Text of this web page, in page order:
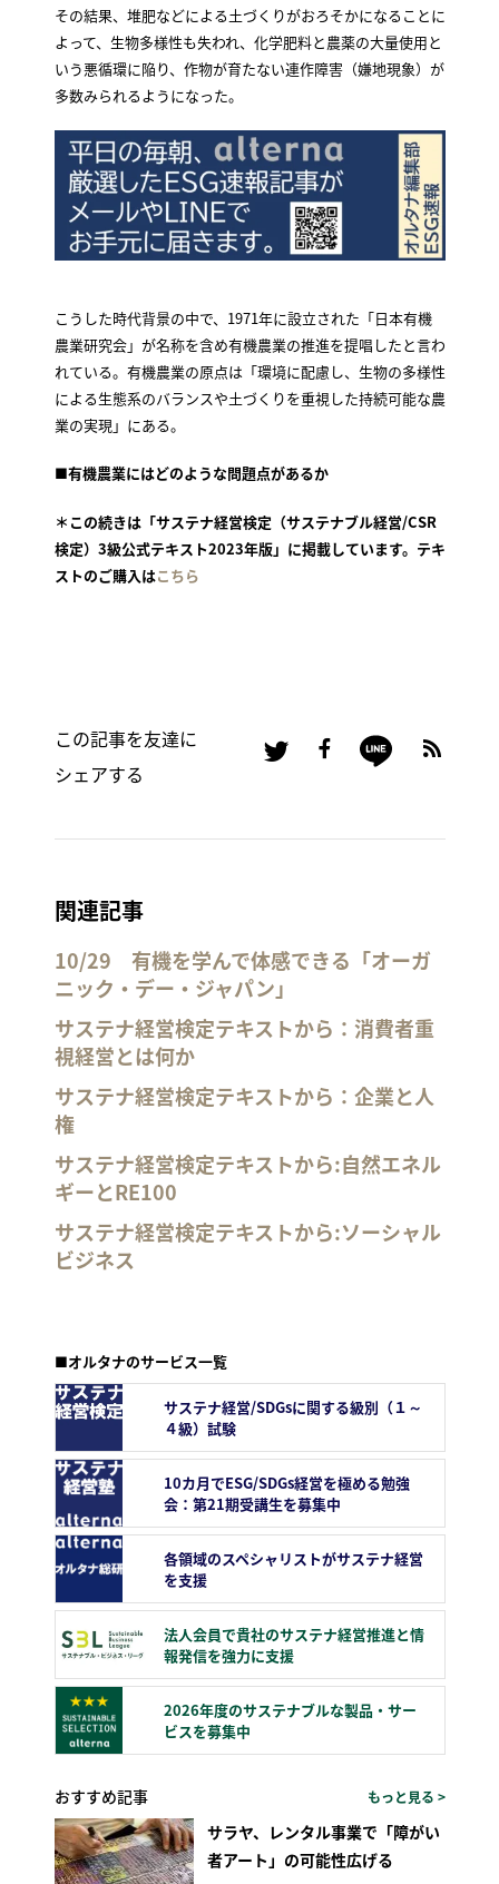
その結果、堆肥などによる土づくりがおろそかになることに
よって、生物多様性も失われ、化学肥料と農薬の大量使用と
いう悪循環に陥り、作物が育たない連作障害（嫌地現象）が
多数みられるようになった。
こうした時代背景の中で、1971年に設立された「日本有機
農業研究会」が名称を含め有機農業の推進を提唱したと言わ
れている。有機農業の原点は「環境に配慮し、生物の多様性
による生態系のバランスや土づくりを重視した持続可能な農
業の実現」にある。
■有機農業にはどのような問題点があるか
＊この続きは「サステナ経営検定（サステナブル経営/CSR
検定）3級公式テキスト2023年版」に掲載しています。テキ
ストのご購入はこちら
この記事を友達に
シェアする
関連記事
10/29 有機を学んで体感できる「オーガ
ニック・デー・ジャパン」
サステナ経営検定テキストから：消費者重
視経営とは何か
サステナ経営検定テキストから：企業と人
権
サステナ経営検定テキストから:自然エネル
ギーとRE100
サステナ経営検定テキストから:ソーシャル
ビジネス
■オルタナのサービス一覧
サステナ経営/SDGsに関する級別（１～
４級）試験
10カ月でESG/SDGs経営を極める勉強
会：第21期受講生を募集中
各領域のスペシャリストがサステナ経営
を支援
法人会員で貴社のサステナ経営推進と情
報発信を強力に支援
2026年度のサステナブルな製品・サー
ビスを募集中
おすすめ記事 もっと見る >
サラヤ、レンタル事業で「障がい
者アート」の可能性広げる